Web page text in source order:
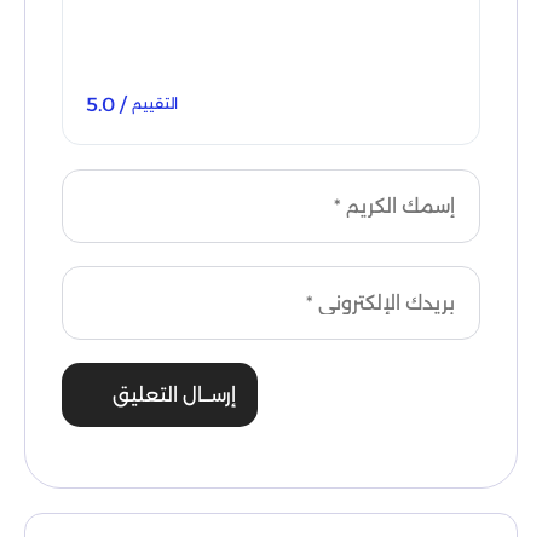
التقييم / 5.0
إرســال التعليق